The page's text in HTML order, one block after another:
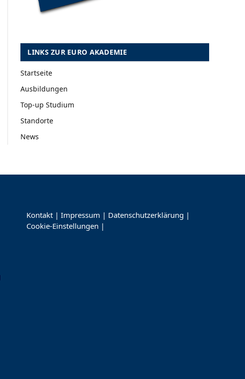
LINKS ZUR EURO AKADEMIE
Startseite
Ausbildungen
Top-up Studium
Standorte
News
Kontakt |Impressum | Datenschutzerklärung |
Cookie-Einstellungen |